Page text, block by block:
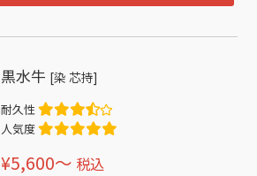
黒水牛 [染 芯持]
耐久性
人気度
¥5,600〜 税込